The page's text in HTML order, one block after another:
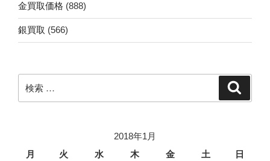
金買取価格 (888)
銀買取 (566)
検
索:
2018年1月
月
火 水 木 金 土 日